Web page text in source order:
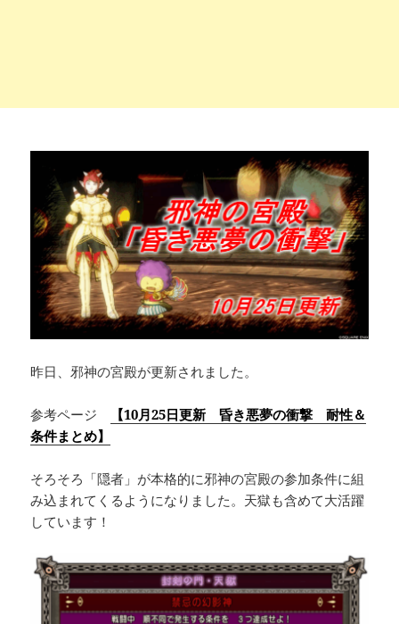
昨日、邪神の宮殿が更新されました。
参考ページ
【10月25日更新 昏き悪夢の衝撃 耐性＆
条件まとめ】
そろそろ「隠者」が本格的に邪神の宮殿の参加条件に組
み込まれてくるようになりました。天獄も含めて大活躍
しています！